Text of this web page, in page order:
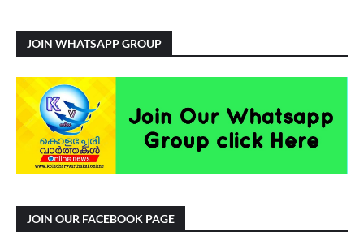
JOIN WHATSAPP GROUP
JOIN OUR FACEBOOK PAGE